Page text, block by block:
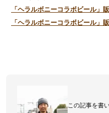
「ヘラルボニーコラボビール」
「ヘラルボニーコラボビール」
この記事を書